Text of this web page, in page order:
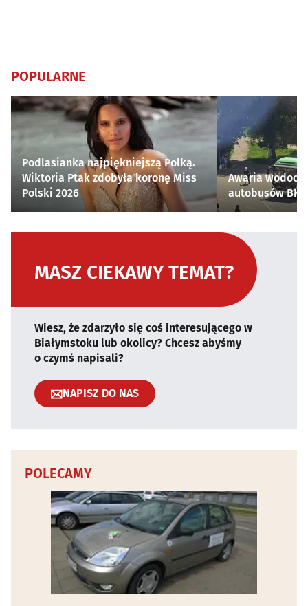
POPULARNE
Podlasianka najpiękniejszą Polką.
Wiktoria Ptak zdobyła koronę Miss
Polski 2026
Awaria
autobusów
MASZ CIEKAWY TEMAT?
Wiesz, że zdarzyło się coś interesującego w
Białymstoku lub okolicy? Chcesz abyśmy
o czymś napisali?
NAPISZ DO NAS
POLECAMY